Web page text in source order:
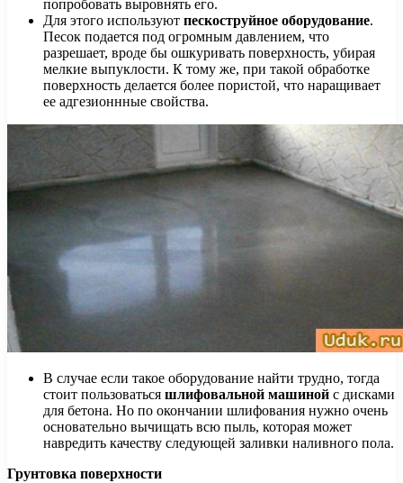
попробовать выровнять его.
Для этого используют пескоструйное оборудование.
Песок подается под огромным давлением, что
разрешает, вроде бы ошкуривать поверхность, убирая
мелкие выпуклости. К тому же, при такой обработке
поверхность делается более пористой, что наращивает
ее адгезионнные свойства.
В случае если такое оборудование найти трудно, тогда
стоит пользоваться шлифовальной машиной с дисками
для бетона. Но по окончании шлифования нужно очень
основательно вычищать всю пыль, которая может
навредить качеству следующей заливки наливного пола.
Грунтовка поверхности